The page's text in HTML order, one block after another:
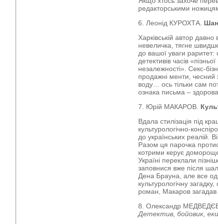
редакторськими
6. Леонід КУРОХТА.
Харківській автор
невеличка, тягне
до вашої уваги раритет:
детективів часів
незалежності». Секс-
продажні менти, чесний
воду… ось тільки сам
ознака письма –
7. Юрій МАКАРОВ.
Вдала стилізація під
культурологічно-
до українських реалій.
Разом ця парочка
котрими керує
Україні переклали
заповнися вже після
Дена Брауна, але все
культурологічну
роман, Макаров
8. Олександр
Детектив, бойовик,